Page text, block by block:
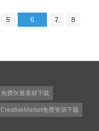
5 6 7 8
免费矢量素材下载
CreativeMarket免费资源下载